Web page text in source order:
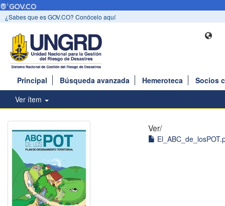
¿Sabes que es GOV.CO? Conócelo aquí
Principal Búsqueda avanzada Hemeroteca
Socios
Ver ítem
Ver/